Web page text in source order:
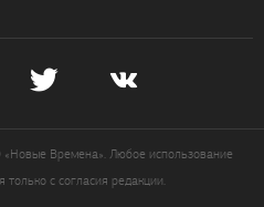
Времена». Любое использование
только с согласия редакции.